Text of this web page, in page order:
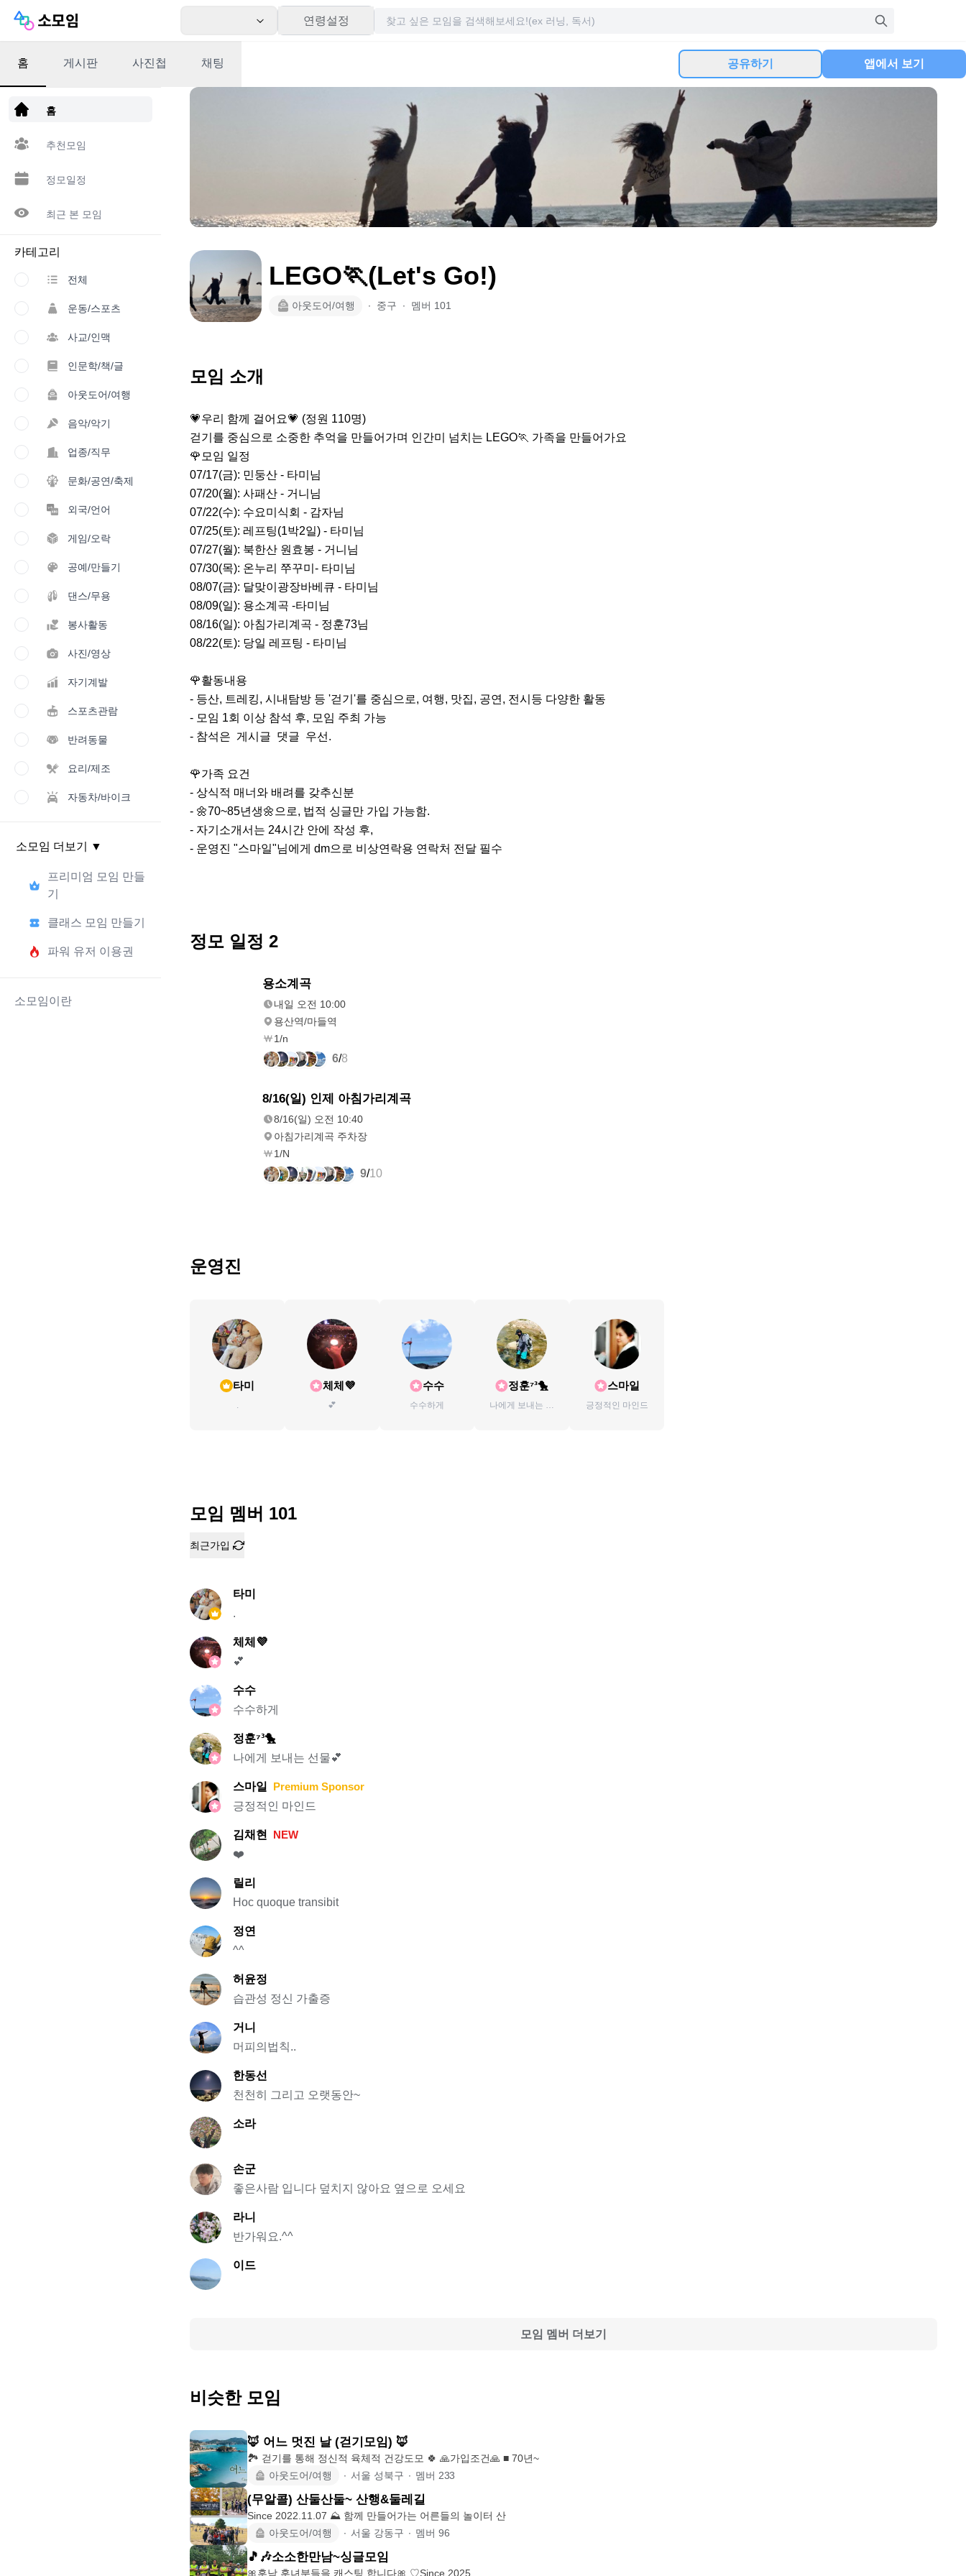
연령설정
앱 다운로드
홈
추천모임
정모일정
최근 본 모임
카테고리
전체
운동/스포츠
사교/인맥
인문학/책/글
아웃도어/여행
음악/악기
업종/직무
문화/공연/축제
외국/언어
게임/오락
공예/만들기
댄스/무용
봉사활동
사진/영상
자기계발
스포츠관람
반려동물
요리/제조
자동차/바이크
소모임 더보기 ▼
프리미엄 모임 만들
기
클래스 모임 만들기
파워 유저 이용권
소모임이란
홈 게시판 사진첩 채팅 공유하기 앱에서 보기
LEGO🏃(Let's Go!)
아웃도어/여행 ∙ 중구 ∙ 멤버 101
모임 소개
💗우리 함께 걸어요💗 (정원 110명)
걷기를 중심으로 소중한 추억을 만들어가며 인간미 넘치는 LEGO🏃 가족을 만들어가요
🌹모임 일정
07/17(금): 민둥산 - 타미님
07/20(월): 사패산 - 거니님
07/22(수): 수요미식회 - 감자님
07/25(토): 레프팅(1박2일) - 타미님
07/27(월): 북한산 원효봉 - 거니님
07/30(목): 온누리 쭈꾸미- 타미님
08/07(금): 달맞이광장바베큐 - 타미님
08/09(일): 용소계곡 -타미님
08/16(일): 아침가리계곡 - 정훈73님
08/22(토): 당일 레프팅 - 타미님
🌹활동내용
- 등산, 트레킹, 시내탐방 등 '걷기'를 중심으로, 여행, 맛집, 공연, 전시등 다양한 활동
- 모임 1회 이상 참석 후, 모임 주최 가능
- 참석은  게시글  댓글  우선.
🌹가족 요건
- 상식적 매너와 배려를 갖추신분
- 🌼70~85년생🌼으로, 법적 싱글만 가입 가능함.
- 자기소개서는 24시간 안에 작성 후,
- 운영진 "스마일"님에게 dm으로 비상연락용 연락처 전달 필수
정모 일정 2
용소계곡
내일 오전 10:00
용산역/마들역
1/n
6/8
8/16(일) 인제 아침가리계곡
8/16(일) 오전 10:40
아침가리계곡 주차장
1/N
9/10
운영진
타미
.
체체💜
💕
수수
수수하게
정훈⁷³🐤
나에게 보내는 선
스마일
긍정적인 마인드
모임 멤버 101
최근가입
타미
.
체체💜
💕
수수
수수하게
정훈⁷³🐤
나에게 보내는 선물💕
스마일
Premium Sponsor
긍정적인 마인드
김채현
NEW
❤️
릴리
Hoc quoque transibit
정연
^^
허윤정
습관성 정신 가출증
거니
머피의법칙..
한동선
천천히 그리고 오랫동안~
소라
손군
좋은사람 입니다 덮치지 않아요 옆으로 오세요
라니
반가워요.^^
이드
모임 멤버 더보기
비슷한 모임
🦊 어느 멋진 날 (걷기모임) 🦊
🏞 걷기를 통해 정신적 육체적 건강도모 🍀 🙏가입조건🙏 ■ 70년~
아웃도어/여행
∙ 서울 성북구 ∙ 멤버 233
(무알콜) 산둘산둘~ 산행&둘레길
Since 2022.11.07 ⛰️ 함께 만들어가는 어른들의 놀이터 산
아웃도어/여행
∙ 서울 강동구 ∙ 멤버 96
🎵🎶소소한만남~싱글모임
🎀훈남.훈녀분들을 캐스팅 합니다🎀 ♡Since 2025